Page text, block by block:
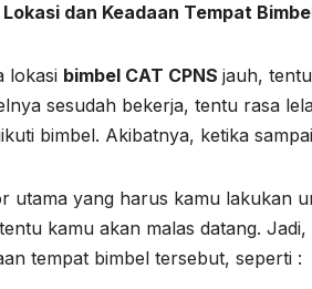
dan Keadaan Tempat
lokasi bimbel CAT CPNS jauh,
sesudah bekerja, tentu rasa
bimbel. Akibatnya, ketika
utama yang harus kamu lakukan
kamu akan malas datang.
tempat bimbel tersebut, seperti :